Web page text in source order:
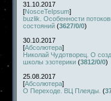
31.10.2017
[NosceTeIpsum]
buzlik. Особенности
состояний (3627/0/0)
30.10.2017
[Абсолютера]
Николай Чудотворец. О
школы эзотерики (3812/0/0)
25.08.2017
[Абсолютера]
О Переходе. ВЦ Плеяды. (